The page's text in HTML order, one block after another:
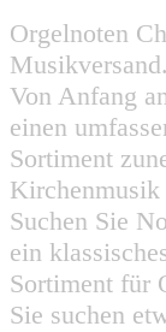
Orgelnoten
Von Anfang
einen
Sortiment
Kirchenmusik
Suchen Sie
ein
Sortiment für
Sie suchen